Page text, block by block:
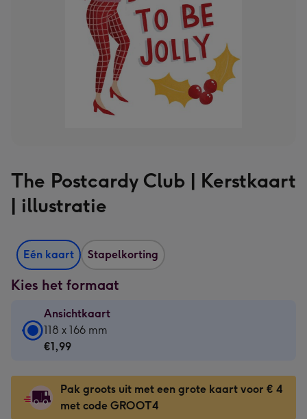
The Postcardy Club | Kerstkaart
| illustratie
Eén kaart Stapelkorting
Kies het formaat
Ansichtkaart
Ansichtkaart
-
-
118
x
118 x 166 mm
€1,99
Pak groots uit met een grote kaart voor € 4
met code GROOT4